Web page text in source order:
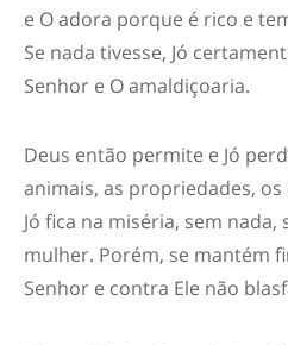
e O adora porque é rico e
Se nada tivesse, Jó
Senhor e O amaldiçoaria.
Deus então permite e Jó
animais, as propriedades,
Jó fica na miséria, sem
mulher. Porém, se mantém
Senhor e contra Ele não